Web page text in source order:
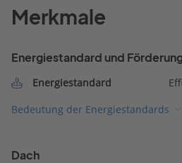
Merkmale
Energiestandard und
Energiestandard
Bedeutung der Energiestandards
Dach